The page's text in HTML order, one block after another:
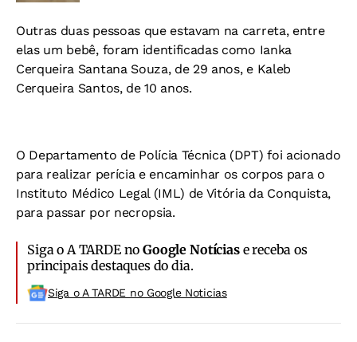
Outras duas pessoas que estavam na carreta, entre
elas um bebê, foram identificadas como Ianka
Cerqueira Santana Souza, de 29 anos, e Kaleb
Cerqueira Santos, de 10 anos.
O Departamento de Polícia Técnica (DPT) foi acionado
para realizar perícia e encaminhar os corpos para o
Instituto Médico Legal (IML) de Vitória da Conquista,
para passar por necropsia.
Siga o A TARDE noGoogle Notíciase receba os
principais destaques do dia.
Siga o A TARDE no Google Noticias